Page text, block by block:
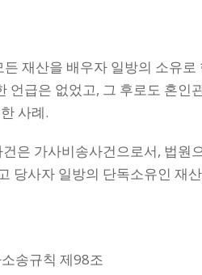
재산을 배우자 일방의 소유
언급은 없었고, 그 후로도 혼
사례.
은 가사비송사건으로서, 법
당사자 일방의 단독소유인 재
송규칙 제98조